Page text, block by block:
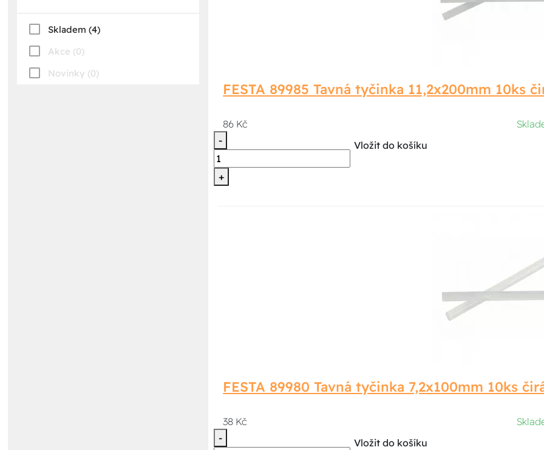
Skladem (4)
Akce (0)
Novinky (0)
FESTA 89985 Tavná tyčinka 11,2x200mm 10ks
86 Kč
-
+
Vložit do košíku
FESTA 89980 Tavná tyčinka 7,2x100mm 10ks
38 Kč
-
Vložit do košíku